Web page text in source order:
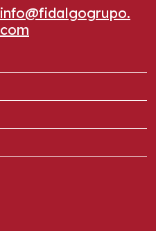
info@fidalgogrupo.
com